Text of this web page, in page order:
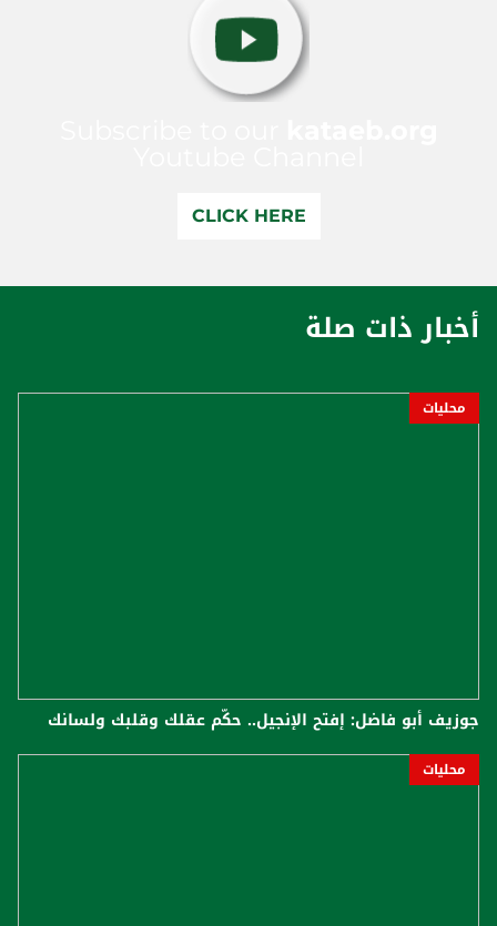
CLICK HERE
أخبار ذات صلة
محليات
جوزيف أبو فاضل: إفتح الإنجيل.. حكّم عقلك وقلبك ولسانك
محليات